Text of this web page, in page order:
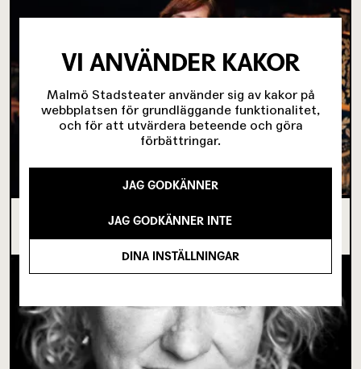
I SPRICKAN MELLAN DET SOM VARIT OCH DET
VI ANVÄNDER KAKOR
Malmö Stadsteater använder sig av kakor på
webbplatsen för grundläggande funktionalitet,
och för att utvärdera beteende och göra
förbättringar.
JAG GODKÄNNER
JAG GODKÄNNER INTE
DINA INSTÄLLNINGAR